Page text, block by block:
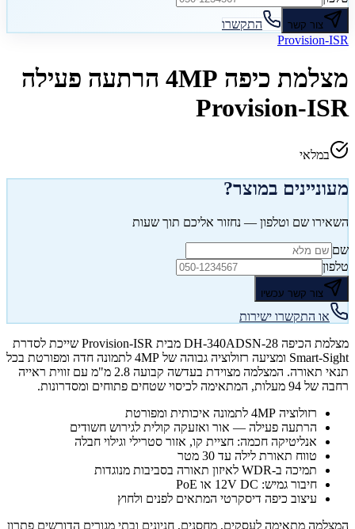
צור קשר
התקשרו
Provision-ISR
מצלמת כיפה 4MP הרתעה פעילה
Provision-ISR
במלאי
מעוניינים במוצר?
השאירו שם וטלפון — נחזור אליכם תוך שעות
שם
טלפון
צור קשר עכשיו
או התקשרו ישירות
מצלמת הכיפה DH-340ADSN-28 מבית Provision-ISR שייכת לסדרת
Smart-Sight ומציעה רזולוציה גבוהה של 4MP לתמונה חדה ומפורטת בכל
תנאי תאורה. המצלמה מצוידת בעדשה קבועה 2.8 מ"מ עם זווית ראייה
רחבה של 94 מעלות, המתאימה לכיסוי שטחים פתוחים ומסדרונות.
רזולוציה 4MP לתמונה איכותית ומפורטת
הרתעה פעילה — אור ואזעקה קולית לגירוש חשודים
אנליטיקה חכמה: חציית קו, אזור סטרילי וגילוי חבלה
טווח תאורת לילה עד 30 מטר
תמיכה ב-WDR לאיזון תאורה בסביבות מנוגדות
חיבור גמיש: 12V DC או PoE
עיצוב כיפה דיסקרטי המתאים לפנים ולחוץ
המצלמה מתאימה לעסקים, מחסנים, חניונים ובתי מגורים הדורשים פתרון